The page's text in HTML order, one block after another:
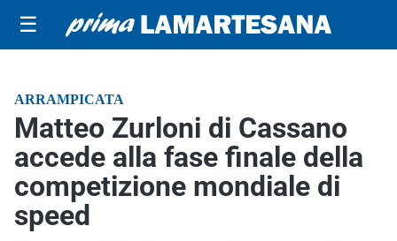
☰
ARRAMPICATA
Matteo Zurloni di Cassano
accede alla fase finale della
competizione mondiale di
speed